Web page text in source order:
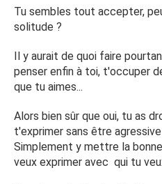
Tu sembles tout accepter,
solitude ?
Il y aurait de quoi faire
penser enfin à toi, t'occuper
que tu aimes...
Alors bien sûr que oui, tu as
t'exprimer sans être
Simplement y mettre la
veux exprimer avec qui tu